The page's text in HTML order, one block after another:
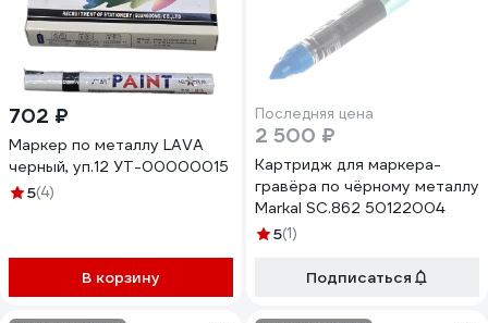
702 ₽
Маркер по металлу LAVA
черный, уп.12 УТ-00000015
5(4)
В корзину
Последняя цена
2 500 ₽
Картридж для маркера-
гравёра по чёрному металлу
Markal SC.862 50122004
5(1)
Подписаться